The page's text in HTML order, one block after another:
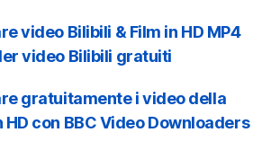
video Bilibili & Film in HD MP4
video Bilibili gratuiti
gratuitamente i video della
HD con BBC Video Downloaders